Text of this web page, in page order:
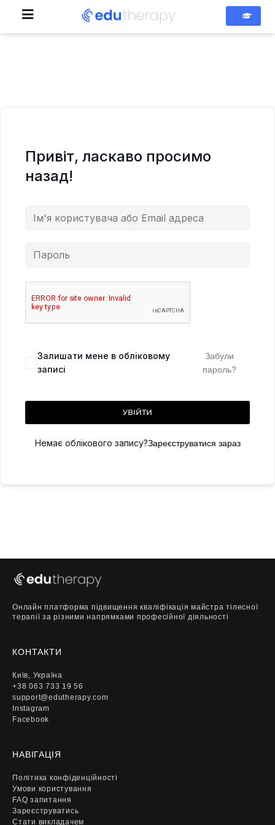
Привіт, ласкаво просимо
назад!
Залишати мене в обліковому
записі
Забули
пароль?
УВІЙТИ
Немає облікового запису?Зареєструватися зараз
Онлайн платформа підвищення кваліфікація майстра тілесної
терапії за різними напрямками професійної діяльності
КОНТАКТИ
Київ, Україна
+38 063 733 19 56
support@edutherapy.com
Instagram
Facebook
НАВІГАЦІЯ
Політика конфіденційності
Умови користування
FAQ запитання
Зареєструватись
Стати викладачем